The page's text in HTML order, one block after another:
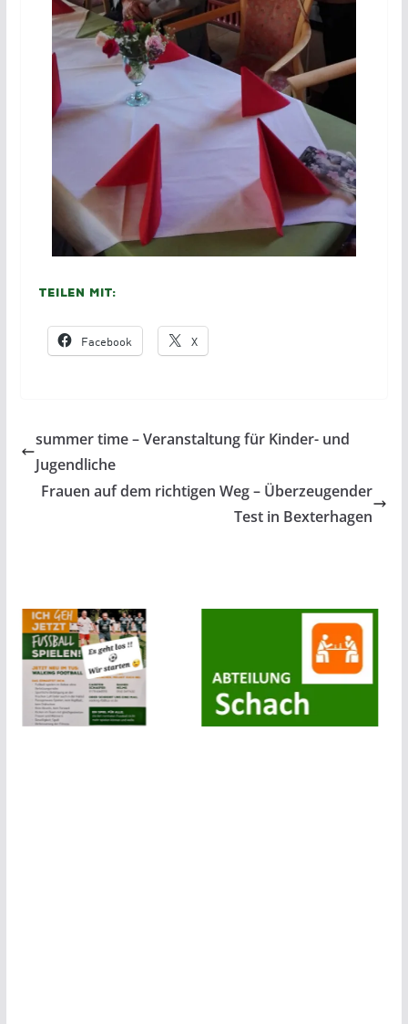
Teilen mit:
Facebook X
summer time – Veranstaltung für Kinder- und
Jugendliche
Frauen auf dem richtigen Weg – Überzeugender
Test in Bexterhagen